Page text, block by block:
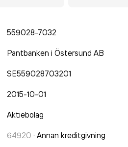
559028-7032
Pantbanken i Östersund AB
SE559028703201
2015-10-01
Aktiebolag
64920 · Annan kreditgivning